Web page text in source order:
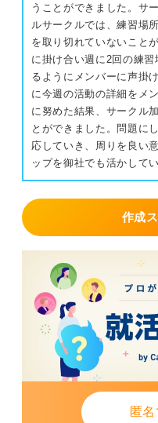
うことができました。サ
ルサークルでは、練習場
を取り切れていないこと
に掛け合い週に2回の練
るようにメンバーに声掛
に今週の活動の詳細をメ
に努めた結果、サークル
とができました。問題に
応していき、周りを良い
ップを御社でも活かして
作成
匿